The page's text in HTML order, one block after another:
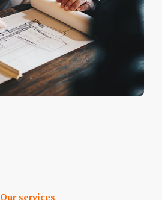
Our services